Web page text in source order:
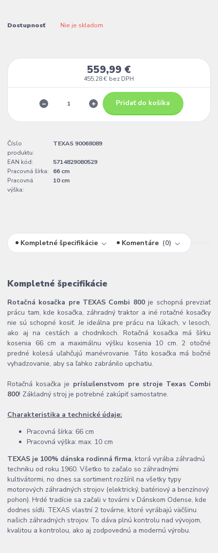
Dostupnosť Nie je skladom
559,99 €
455,28 € bez DPH
Pridať do košíka
Číslo
produktu:
TEXAS 90068089
EAN kód:
5714829080529
Pracovná šírka:
66 cm
Pracovná
výška:
10 cm
Kompletné špecifikácie Komentáre 0
Kompletné špecifikácie
Rotačná kosačka pre TEXAS Combi 800je schopná prevziať
prácu tam, kde kosačka, záhradný traktor a iné rotačné kosačky
nie sú schopné kosiť. Je ideálna pre prácu na lúkach, v lesoch,
ako aj na cestách a chodníkoch. Rotačná kosačka má šírku
kosenia 66 cm a maximálnu výšku kosenia 10 cm. 2 otočné
predné kolesá uľahčujú manévrovanie. Táto kosačka má bočné
vyhadzovanie, aby sa ľahko zabránilo upchatiu.
Rotačná kosačka je príslušenstvom pre stroje Texas Combi
800! Základný stroj je potrebné zakúpiť samostatne.
Charakteristika a technické údaje:
Pracovná šírka: 66 cm
Pracovná výška: max. 10 cm
TEXAS je 100% dánska rodinná firma, ktorá vyrába záhradnú
techniku od roku 1960. Všetko to začalo so záhradnými
kultivátormi, no dnes sa sortiment rozšíril na všetky typy
motorových záhradných strojov (elektrický, batériový a benzínový
pohon). Hrdé tradície sa začali v továrni v Dánskom Odense, kde
dodnes sídli. TEXAS vlastní 2 továrne, ktoré vyrábajú väčšinu
našich záhradných strojov. To dáva plnú kontrolu nad vývojom,
kvalitou a kontrolou, ako aj zodpovednú a modernú výrobu.